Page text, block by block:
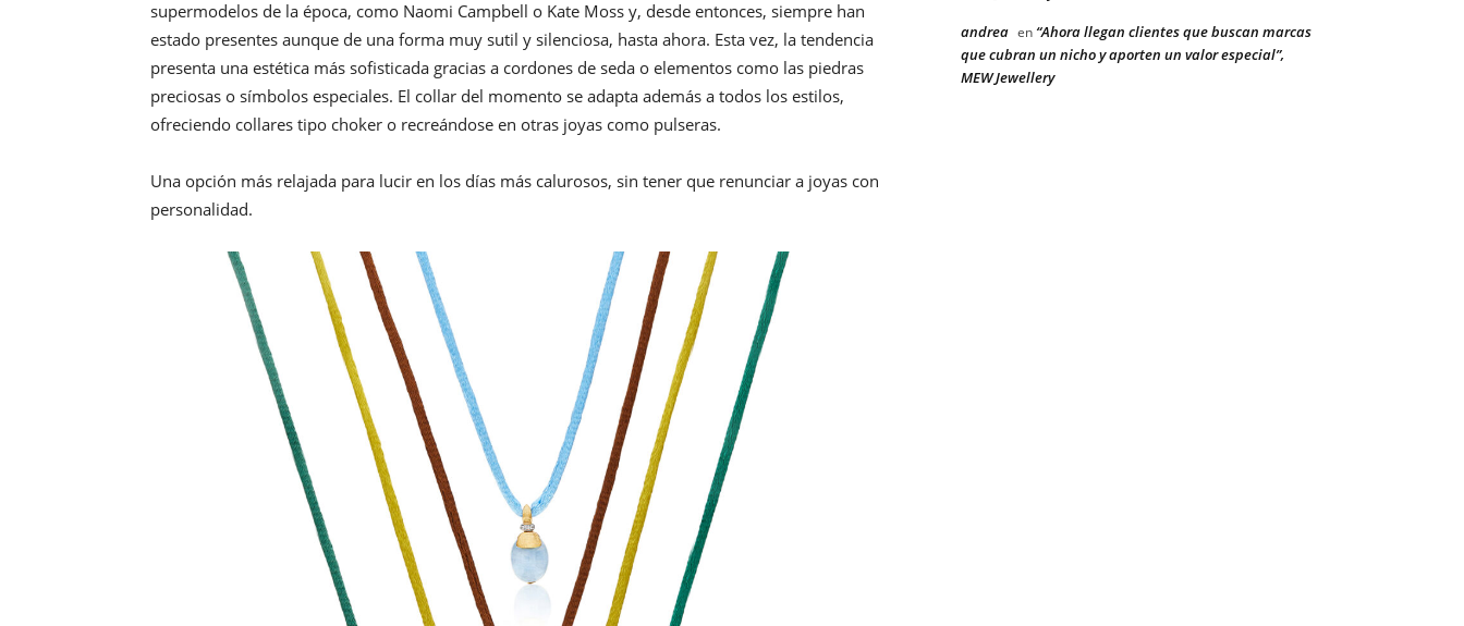
supermodelos de la época, como Naomi Campbell o Kate Moss y, desde entonces, siempre han
estado presentes aunque de una forma muy sutil y silenciosa, hasta ahora. Esta vez, la tendencia
presenta una estética más sofisticada gracias a cordones de seda o elementos como las piedras
preciosas o símbolos especiales. El collar del momento se adapta además a todos los estilos,
ofreciendo collares tipo choker o recreándose en otras joyas como pulseras.
Una opción más relajada para lucir en los días más calurosos, sin tener que renunciar a joyas con
personalidad.
andrea en “Ahora llegan clientes que buscan marcas
que cubran un nicho y aporten un valor especial”,
MEW Jewellery